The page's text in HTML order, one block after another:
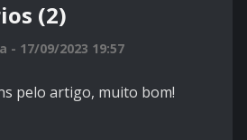
(2)
- 17/09/2023 19:57
pelo artigo, muito bom!